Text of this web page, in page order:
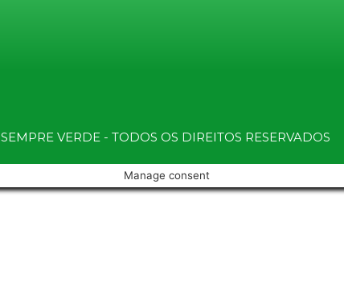
SEMPRE VERDE - TODOS OS DIREITOS RESERVADOS
Manage consent